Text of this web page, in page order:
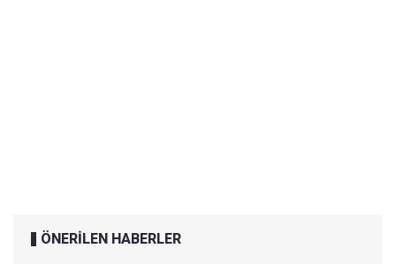
ÖNERİLEN HABERLER